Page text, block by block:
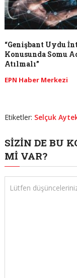
“Genişbant Uydu
Konusunda Somu
Atılmalı”
EPN Haber Merkezi
Etiketler: Selçuk
SIZIN DE BU
MI VAR?